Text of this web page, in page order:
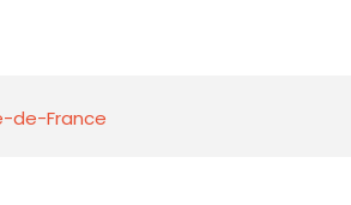
de-France